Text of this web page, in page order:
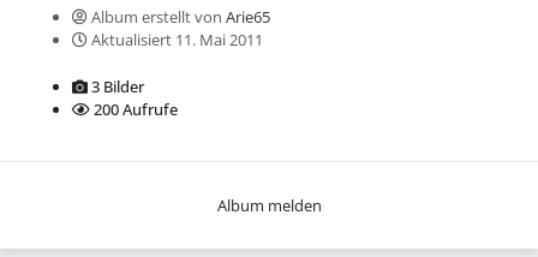
Album erstellt von Arie65
Aktualisiert 11. Mai 2011
3 Bilder
200 Aufrufe
Album melden